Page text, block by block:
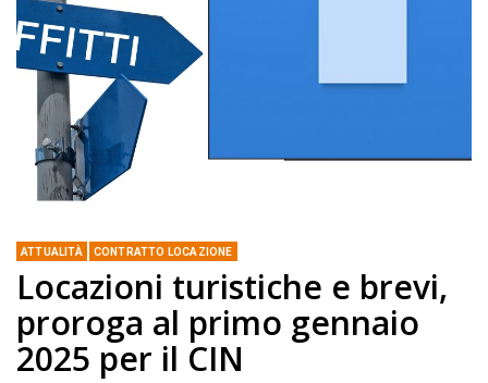
ATTUALITÀ CONTRATTO LOCAZIONE
Locazioni turistiche e brevi,
proroga al primo gennaio
2025 per il CIN